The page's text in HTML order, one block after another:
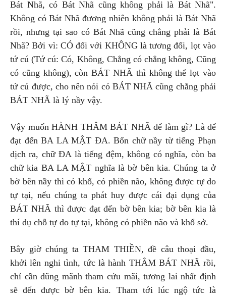
Bát Nhã, có Bát Nhã cũng không phải là Bát Nhã".
Không có Bát Nhã đương nhiên không phải là Bát Nhã
rồi, nhưng tại sao có Bát Nhã cũng chẳng phải là Bát
Nhã? Bởi vì: CÓ đối với KHÔNG là tương đối, lọt vào
tứ cú (Tứ cú: Có, Không, Chẳng có chẳng không, Cũng
có cũng không), còn BÁT NHÃ thì không thể lọt vào
tứ cú được, cho nên nói có BÁT NHÃ cũng chẳng phải
BÁT NHÃ là lý nầy vậy.
Vậy muốn HÀNH THÂM BÁT NHÃ để làm gì? Là để
đạt đến BA LA MẬT ĐA. Bốn chữ nầy từ tiếng Phạn
dịch ra, chữ ĐA là tiếng đệm, không có nghĩa, còn ba
chữ kia BA LA MẬT nghĩa là bờ bên kia. Chúng ta ở
bờ bên nầy thì có khổ, có phiền não, không được tự do
tự tại, nếu chúng ta phát huy được cái đại dụng của
BÁT NHÃ thì được đạt đến bờ bên kia; bờ bên kia là
thí dụ chỗ tự do tự tại, không có phiền não và khổ sở.
Bây giờ chúng ta THAM THIỀN, đề câu thoại đầu,
khởi lên nghi tình, tức là hành THÂM BÁT NHÃ rồi,
chỉ cần dũng mãnh tham cứu mãi, tương lai nhất định
sẽ đến được bờ bên kia. Tham tới lúc ngộ tức là